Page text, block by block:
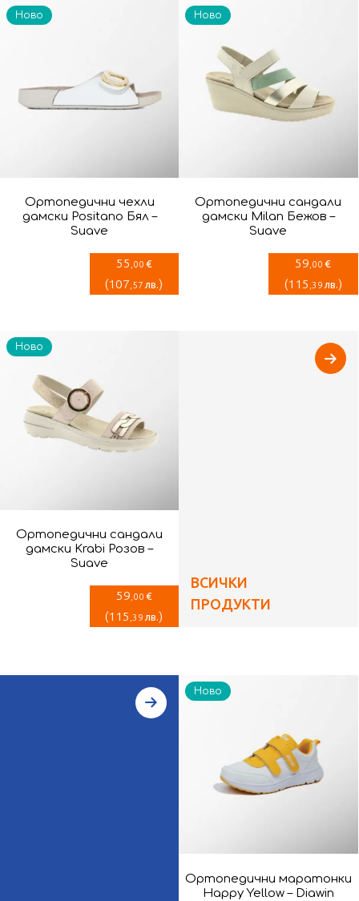
Ортопедични чехли
дамски Positano Бял –
Suave
55 ,00 €
(107 ,57 лв.)
Ново
Ортопедични сандали
дамски Milan Бежов –
Suave
59 ,00 €
(115 ,39 лв.)
Ново
Ортопедични сандали
дамски Krabi Розов –
Suave
59 ,00 €
(115 ,39 лв.)
Ново
ВСИЧКИ
ПРОДУКТИ
Ортопедични маратонки
Happy Yellow – Diawin
Ново